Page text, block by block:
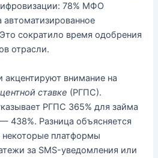
78% МФО
сократило время одобрения
отрасли.
акцентируют внимание на
ставке (РГПС).
РГПС 365% для займа
438%. Разница объясняется
платформы
за SMS-уведомления или